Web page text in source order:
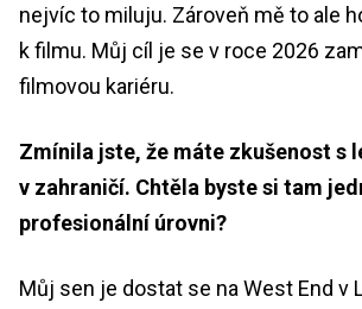
nejvíc to miluju. Zároveň mě to ale
k filmu. Můj cíl je se v roce 2026
filmovou kariéru.
Zmínila jste, že máte zkušenost s
v zahraničí. Chtěla byste si tam
profesionální úrovni?
Můj sen je dostat se na West End v